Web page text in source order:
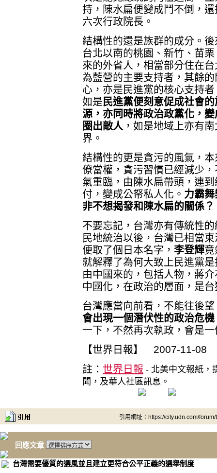
持，陳水扁便變成鬥不倒，
六次行政院長。
結構性的還是族群的成分。
台北以南的桃園、新竹、苗
來的外省人，相當部分住在
為藍營的主要支持者，其餘
心，亦是民進黨的核心支持
如是 民進黨便刻意促成社會
源，亦同時將政治政黨化，
圈出敵人 ，如是地域上亦有
界。
結構性的更是貪污的風氣，
僚當權，貪污習慣已經減少
氣重臨，由陳水扁帶頭，連
付，變成公帑私人化。 力霸
非不想揭發和陳水扁的關係？
不要忘記，台灣亦有傳統性
民地統治以後，台灣已相當
便取了個日本名字， 李登輝
就解釋了為何大致上民進黨
由中國來的，包括人物，蔣
中國化，在政治的層面，是
台灣應當向前看，不能往後
會出現一個潛伏性的政治危機
一下，不然再次執政，會是
【世界日報】 2007-11-08
註： 世界日報 - 北美中文報紙，
聞，及華人社區訊息。
引用網址：https://city.udn.com/
回應文章
台灣需要優質的選風並且建立更符合公平正義的選舉制度